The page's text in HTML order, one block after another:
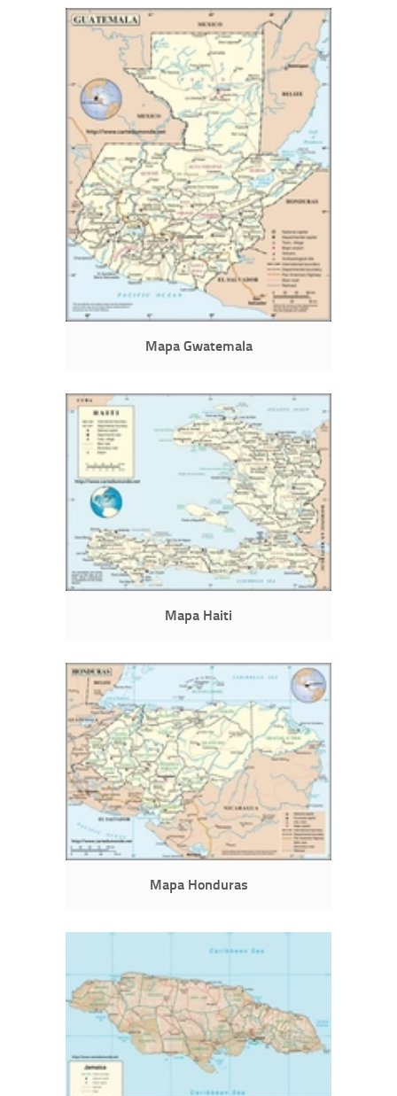
Mapa Gwatemala
Mapa Haiti
Mapa Honduras